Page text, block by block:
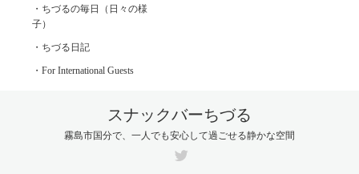
・ちづるの毎日（日々の様
子）
・ちづる日記
・For International Guests
スナックバーちづる
霧島市国分で、一人でも安心して過ごせる静かな空間